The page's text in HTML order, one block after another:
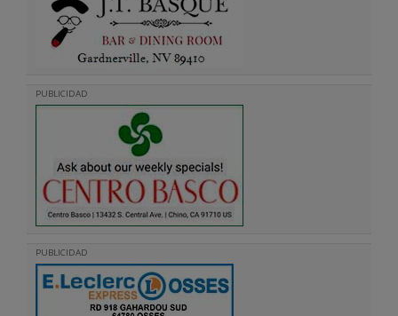
PUBLICIDAD
PUBLICIDAD